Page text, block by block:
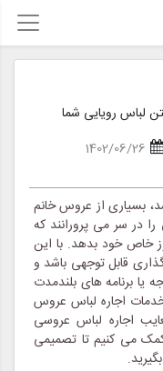
لباس رویایی شما
1402/06/26
بسیاری از عروس خانم
در سر می پرورانند که
خاص خود بدهد. با این
قابل توجهی باشد و
برنامه های بلندمدت
اجاره لباس عروس
اجاره لباس عروسی
می کنیم تا تصمیمی